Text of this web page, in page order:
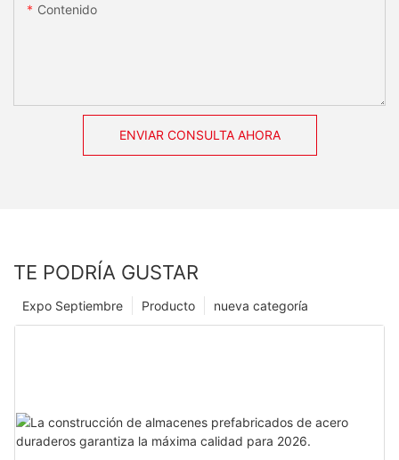
Contenido
ENVIAR CONSULTA AHORA
TE PODRÍA GUSTAR
nueva categoría
Producto
Expo Septiembre